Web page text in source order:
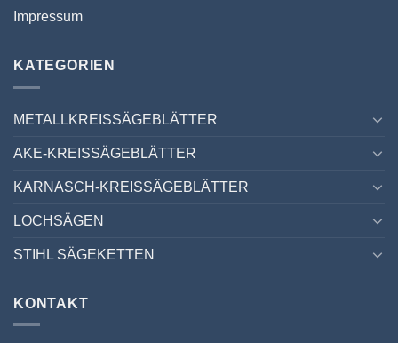
Impressum
KATEGORIEN
METALLKREISSÄGEBLÄTTER
AKE-KREISSÄGEBLÄTTER
KARNASCH-KREISSÄGEBLÄTTER
LOCHSÄGEN
STIHL SÄGEKETTEN
KONTAKT